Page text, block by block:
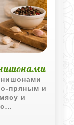
пряным и
и